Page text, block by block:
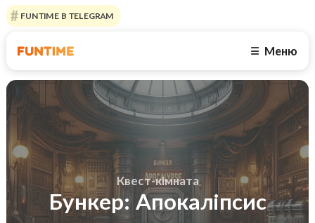
FUNTIME В TELEGRAM
☰ Меню
Квест-кімната
Бункер: Апокаліпсис